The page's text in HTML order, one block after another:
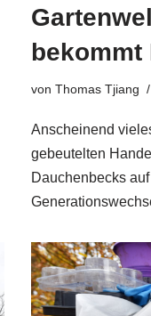
bekommt
von Thomas Tjiang
Anscheinend
gebeutelten
Dauchenbecks